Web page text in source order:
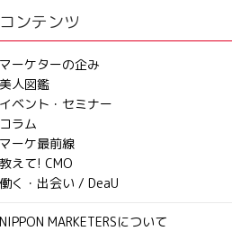
コンテンツ
マーケターの企み
美人図鑑
イベント・セミナー
コラム
マーケ最前線
教えて! CMO
働く・出会い / DeaU
NIPPON MARKETERSについて